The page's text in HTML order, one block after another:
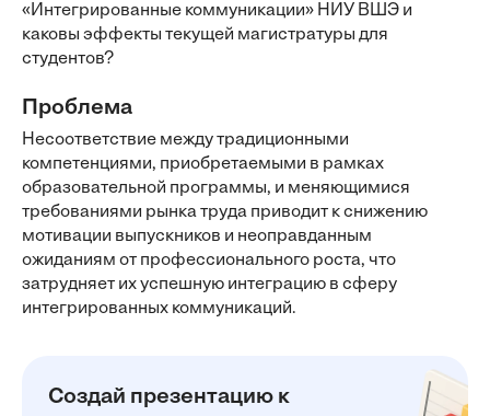
«Интегрированные коммуникации» НИУ ВШЭ и
каковы эффекты текущей магистратуры для
студентов?
Проблема
Несоответствие между традиционными
компетенциями, приобретаемыми в рамках
образовательной программы, и меняющимися
требованиями рынка труда приводит к снижению
мотивации выпускников и неоправданным
ожиданиям от профессионального роста, что
затрудняет их успешную интеграцию в сферу
интегрированных коммуникаций.
Создай презентацию к